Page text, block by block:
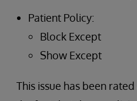
Patient Policy:
Block Except
Show Except
This issue has been